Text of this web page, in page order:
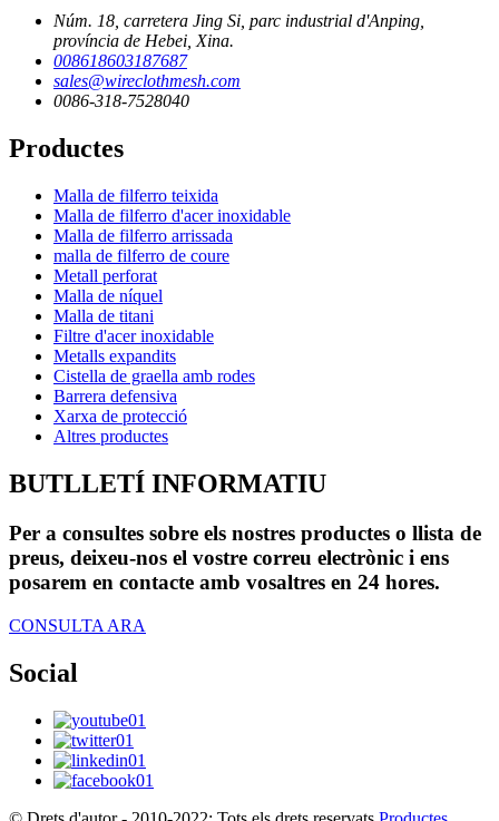
Núm. 18, carretera Jing Si, parc industrial d'Anping,
província de Hebei, Xina.
008618603187687
sales@wireclothmesh.com
0086-318-7528040
Productes
Malla de filferro teixida
Malla de filferro d'acer inoxidable
Malla de filferro arrissada
malla de filferro de coure
Metall perforat
Malla de níquel
Malla de titani
Filtre d'acer inoxidable
Metalls expandits
Cistella de graella amb rodes
Barrera defensiva
Xarxa de protecció
Altres productes
BUTLLETÍ INFORMATIU
Per a consultes sobre els nostres productes o llista de
preus, deixeu-nos el vostre correu electrònic i ens
posarem en contacte amb vosaltres en 24 hores.
CONSULTA ARA
Social